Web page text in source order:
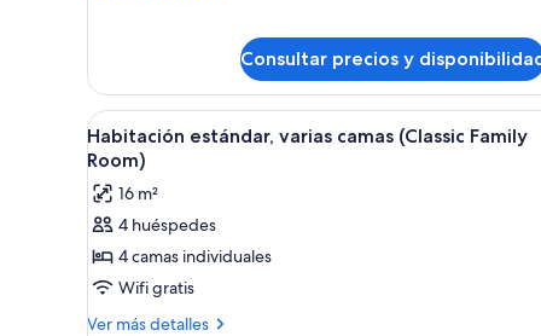
la
montaña
(Comfort
Family
Plus
Room)
camas
dobles,
vistas
a
la
montaña
(Comfort
Family
Plus
Room)
Consultar precios y
Abrir
todas
las
fotos
de
Habitación
estándar,
varias
Habitación con literas,
7
Habitación estándar, varias camas (Classic Family
Room)
16 m²
4 huéspedes
4 camas individuales
Wifi gratis
Ver más detalles
Más